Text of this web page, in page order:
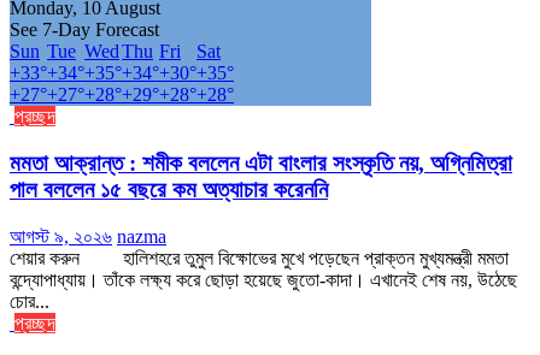
Monday, 10 August
See 7-Day Forecast
Sun Tue WedThu Fri
Sat
+33°+34°+35°+34°+30°+35°
+27°+27°+28°+29°+28°+28°
প্রচ্ছদ
মমতা আক্রান্ত : শমীক বললেন এটা বাংলার সংস্কৃতি নয়, অগ্নিমিত্রা
পাল বললেন ১৫ বছরে কম অত্যাচার করেননি
আগস্ট ৯, ২০২৬ nazma
শেয়ার করুন হালিশহরে তুমুল বিক্ষোভের মুখে পড়েছেন প্রাক্তন মুখ্যমন্ত্রী মমতা
বন্দ্যোপাধ্যায়। তাঁকে লক্ষ্য করে ছোড়া হয়েছে জুতো-কাদা। এখানেই শেষ নয়, উঠেছে
চোর...
প্রচ্ছদ